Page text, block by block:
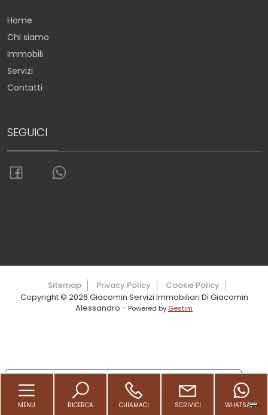
Home
Chi siamo
Immobili
Servizi
Contatti
SEGUICI
Sitemap Privacy Policy
Cookie Policy
Copyright © 2026 Giacomin Servizi Immobiliari Di Giacomin
Alessandro - Powered by Gestim
MENU RICERCA CHIAMACI SCRIVICI WHATSAPP
Informativa sulla raccolta
Le tue preferenze relative alla privacy